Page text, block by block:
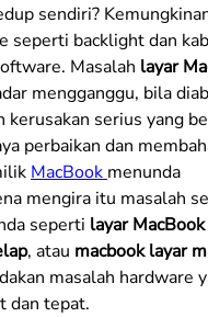
sendiri?
seperti backlight dan
Masalah layar
mengganggu, bila
kerusakan serius yang
perbaikan dan
MacBook menunda
mengira itu masalah
seperti layar
, atau macbook layar
masalah hardware
dan tepat.